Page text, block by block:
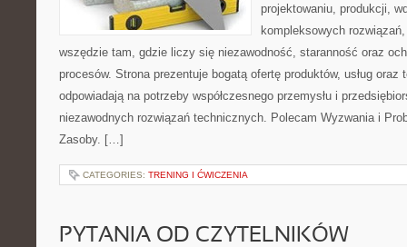
projektowaniu, produkcji,
kompleksowych
wszędzie tam, gdzie liczy się niezawodność, staranność oraz
procesów. Strona prezentuje bogatą ofertę produktów, usług oraz
odpowiadają na potrzeby współczesnego przemysłu i
niezawodnych rozwiązań technicznych. Polecam Wyzwania i
Zasoby. […]
CATEGORIES: TRENING I ĆWICZENIA
PYTANIA OD CZYTELNIKÓW